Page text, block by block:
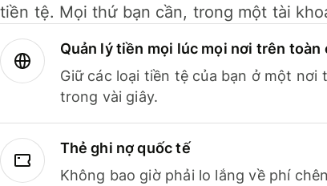
tiền tệ. Mọi thứ bạn cần, trong một tài
Quản lý tiền mọi lúc mọi nơi trên toàn
Giữ các loại tiền tệ của bạn ở một nơi
trong vài giây.
Thẻ ghi nợ quốc tế
Không bao giờ phải lo lắng về phí